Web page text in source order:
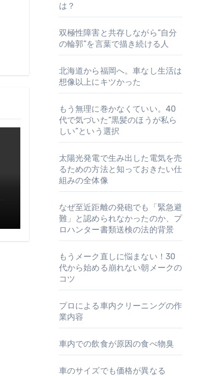
は？
双極性障害と共存しながら“自分
の輪郭”を言葉で描き続ける人
北海道から福岡へ。車なし生活は
想像以上にキツかった
もう無理に巻かなくていい。40
代で気づいた“黒髪のほうが私ら
しい”という選択
太陽光発電で生み出した電気を売
るための方法と知っておきたい仕
組みの全体像
なぜ至近距離の発砲でも「緊急避
難」と認められなかったのか、プ
ロハンター書類送検の法的背景
もうメーク直しに悩まない！30
代から始める崩れない朝メークの
コツ
プロによる車内クリーニングの作
業内容
車内での飲食が原因の食べ物臭
車のサイズでも価格が異なる